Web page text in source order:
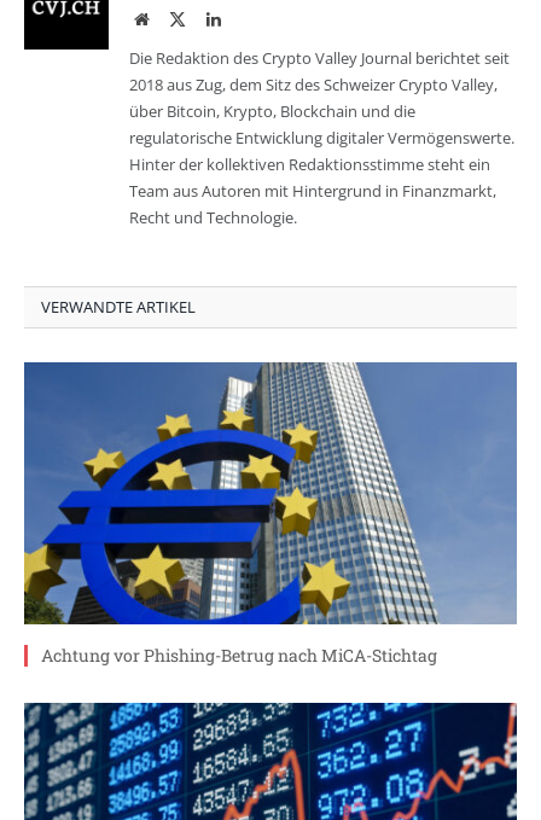
WebsiteTwitterLinkedIn
Die Redaktion des Crypto Valley Journal berichtet seit
2018 aus Zug, dem Sitz des Schweizer Crypto Valley,
über Bitcoin, Krypto, Blockchain und die
regulatorische Entwicklung digitaler Vermögenswerte.
Hinter der kollektiven Redaktionsstimme steht ein
Team aus Autoren mit Hintergrund in Finanzmarkt,
Recht und Technologie.
VERWANDTE ARTIKEL
Achtung vor Phishing-Betrug nach MiCA-Stichtag